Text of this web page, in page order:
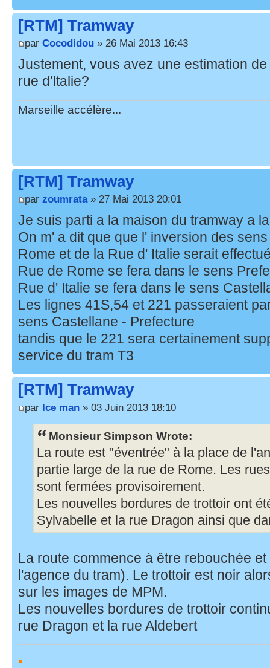
[RTM] Tramway
par Cocodidou » 26 Mai 2013 16:43
Justement, vous avez une estimation
rue d'Italie?
Marseille accélère...
[RTM] Tramway
par zoumrata» 27 Mai 2013 20:01
Je suis parti a la maison du tramway a
On m' a dit que que l' inversion des
Rome et de la Rue d' Italie serait
Rue de Rome se fera dans le sens
Rue d' Italie se fera dans le sens
Les lignes 41S,54 et 221 passeraient
sens Castellane - Prefecture
tandis que le 221 sera certainement
service du tram T3
[RTM] Tramway
par Ice man » 03 Juin 2013 18:10
Monsieur Simpson Wrote:
La route est "éventrée" à la place de
partie large de la rue de Rome. Les
sont fermées provisoirement.
Les nouvelles bordures de trottoir ont
Sylvabelle et la rue Dragon ainsi que
La route commence à être rebouchée
l'agence du tram). Le trottoir est noir
sur les images de MPM.
Les nouvelles bordures de trottoir
rue Dragon et la rue Aldebert
.